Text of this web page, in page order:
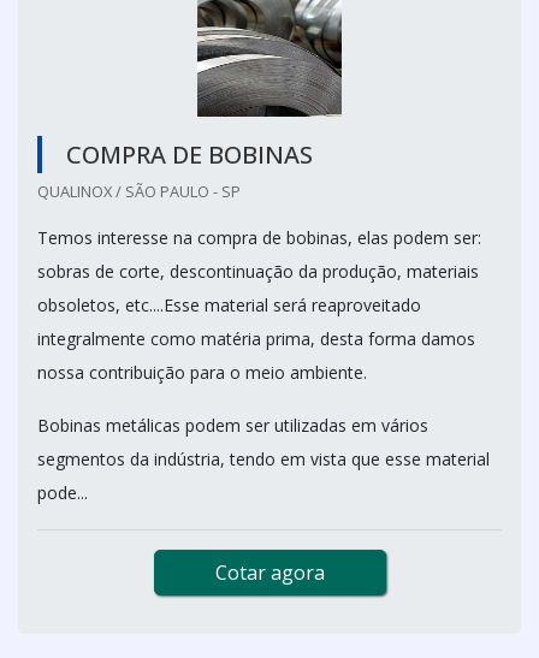
COMPRA DE BOBINAS
QUALINOX / SÃO PAULO - SP
Temos interesse na compra de bobinas, elas podem ser:
sobras de corte, descontinuação da produção, materiais
obsoletos, etc....Esse material será reaproveitado
integralmente como matéria prima, desta forma damos
nossa contribuição para o meio ambiente.
Bobinas metálicas podem ser utilizadas em vários
segmentos da indústria, tendo em vista que esse material
pode...
Cotar agora